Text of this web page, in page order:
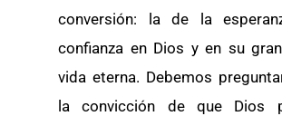
conversión: la de la
confianza en Dios y en su
vida eterna. Debemos
la convicción de que Dios